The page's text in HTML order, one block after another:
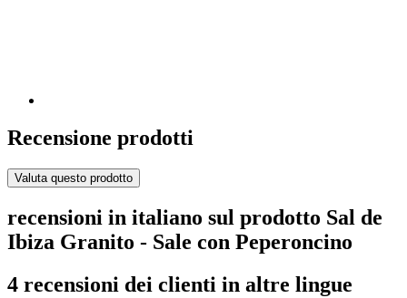
Recensione prodotti
Valuta questo prodotto
recensioni in italiano sul prodotto Sal de
Ibiza Granito - Sale con Peperoncino
4 recensioni dei clienti in altre lingue